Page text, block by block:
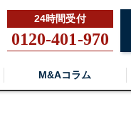
0120-401-970
M&Aコラム